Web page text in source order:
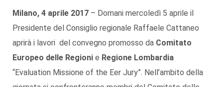
Milano, 4 aprile 2017 – Domani mercoledì 5 aprile il
Presidente del Consiglio regionale Raffaele Cattaneo
aprirà i lavori del convegno promosso da Comitato
Europeo delle Regioni e Regione Lombardia
“Evaluation Missione of the Eer Jury”. Nell’ambito della